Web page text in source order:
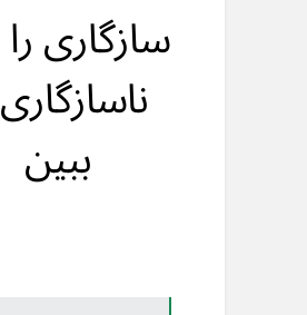
سازگاری
ببین